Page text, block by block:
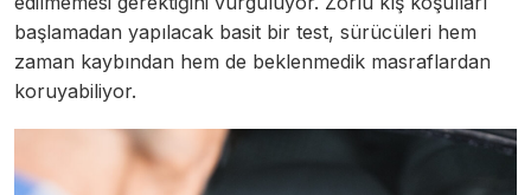
başlamadan yapılacak basit bir test, sürücüleri hem
zaman kaybından hem de beklenmedik masraflardan
koruyabiliyor.